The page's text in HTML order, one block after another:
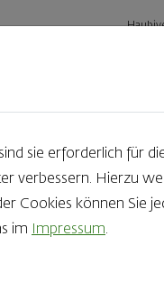
sie erforderlich für
verbessern. Hierzu
Cookies können Sie
im Impressum.